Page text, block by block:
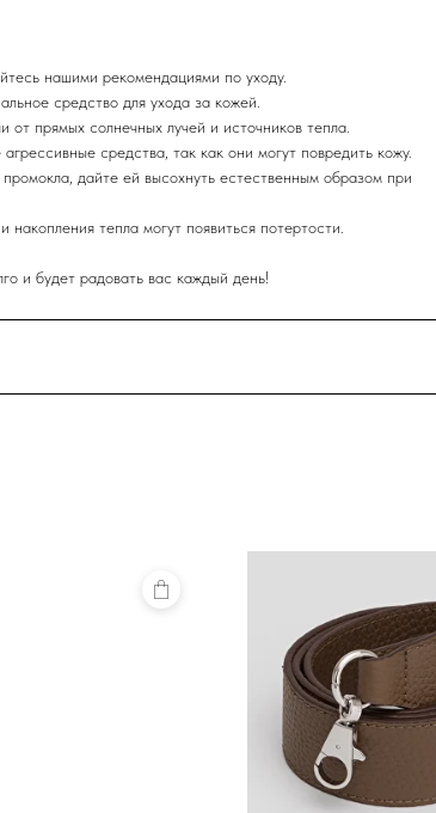
нашими рекомендациями по уходу.
средство для ухода за кожей.
прямых солнечных лучей и источников тепла.
средства, так как они могут повредить кожу.
дайте ей высохнуть естественным образом при
тепла могут появиться потертости.
и будет радовать вас каждый день!